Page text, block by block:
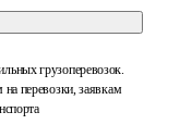
грузоперевозок.
на перевозки, заявкам